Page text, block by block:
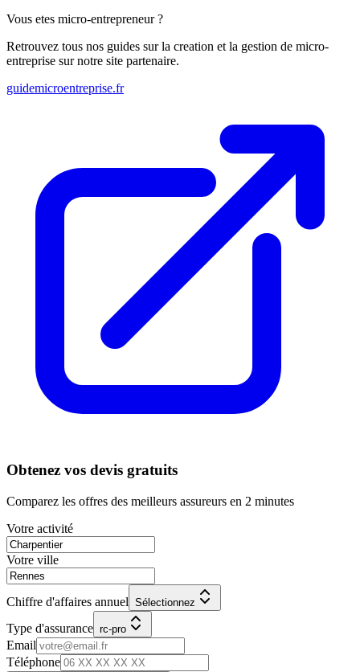
Vous etes micro-entrepreneur ?
Retrouvez tous nos guides sur la creation et la gestion de micro-
entreprise sur notre site partenaire.
guidemicroentreprise.fr
Obtenez vos devis gratuits
Comparez les offres des meilleurs assureurs en 2 minutes
Votre activité
Votre ville
Chiffre d'affaires annuel Sélectionnez
Type d'assurance rc-pro
Email
Téléphone